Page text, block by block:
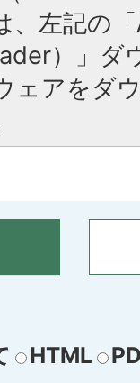
、左記の
）」ダ
ェアをダ
HTML